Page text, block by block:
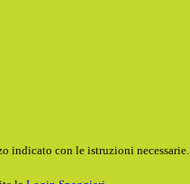
indicato con le istruzioni necessarie.